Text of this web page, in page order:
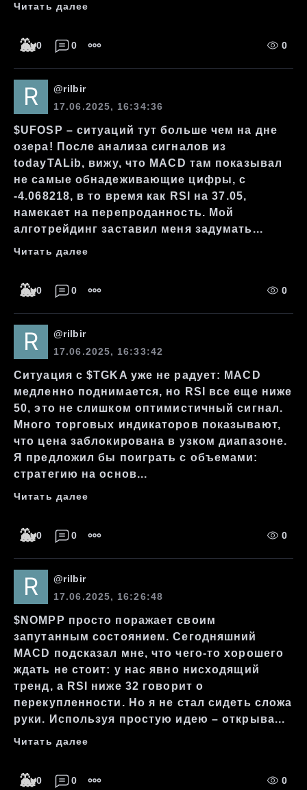
Читать далее
🐳0 0 0
@rilbir
17.06.2025, 16:34:36
$UFOSP – ситуаций тут больше чем на дне
озера! После анализа сигналов из
todayTALib, вижу, что MACD там показывал
не самые обнадеживающие цифры, с
-4.068218, в то время как RSI на 37.05,
намекает на перепроданность. Мой
алготрейдинг заставил меня задумать...
Читать далее
🐳0 0 0
@rilbir
17.06.2025, 16:33:42
Ситуация с $TGKA уже не радует: MACD
медленно поднимается, но RSI все еще ниже
50, это не слишком оптимистичный сигнал.
Много торговых индикаторов показывают,
что цена заблокирована в узком диапазоне.
Я предложил бы поиграть с объемами:
стратегию на основ...
Читать далее
🐳0 0 0
@rilbir
17.06.2025, 16:26:48
$NOMPP просто поражает своим
запутанным состоянием. Сегодняшний
MACD подсказал мне, что чего-то хорошего
ждать не стоит: у нас явно нисходящий
тренд, а RSI ниже 32 говорит о
перекупленности. Но я не стал сидеть сложа
руки. Используя простую идею – открыва...
Читать далее
🐳0 0 0